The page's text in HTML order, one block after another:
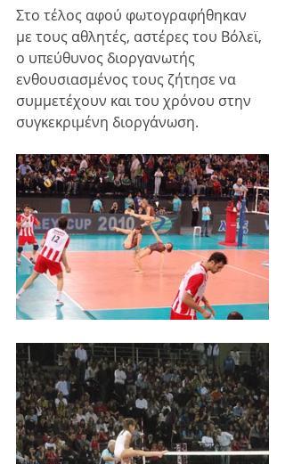
Στο τέλος αφού φωτογραφήθηκαν
με τους αθλητές, αστέρες του Βόλεϊ,
ο υπεύθυνος διοργανωτής
ενθουσιασμένος τους ζήτησε να
συμμετέχουν και του χρόνου στην
συγκεκριμένη διοργάνωση.